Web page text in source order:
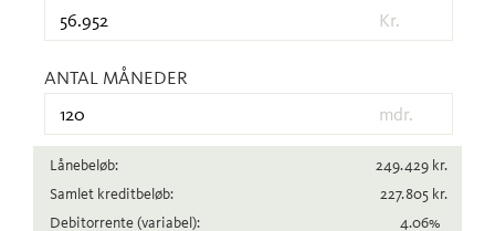
Kr.
ANTAL MÅNEDER
mdr.
Lånebeløb: 249.429 kr.
Samlet kreditbeløb:
227.805 kr.
Debitorrente(variabel): 4.06%